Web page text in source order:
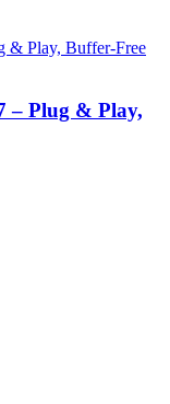
– Plug & Play,